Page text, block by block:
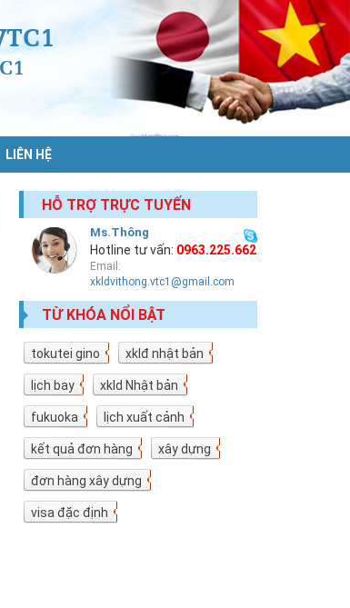
LIÊN HỆ
HỖ TRỢ TRỰC TUYẾN
Ms.Thông
Hotline tư vấn: 0963.225.662
Email:
xkldvithong.vtc1@gmail.com
TỪ KHÓA NỔI BẬT
tokutei gino
19 xklđ nhật bản
18
lịch bay
10 xkld Nhật bản
9
fukuoka
7 lịch xuất cảnh
7
kết quả đơn hàng
5 xây dựng
4
đơn hàng xây dựng
4
visa đặc định
3